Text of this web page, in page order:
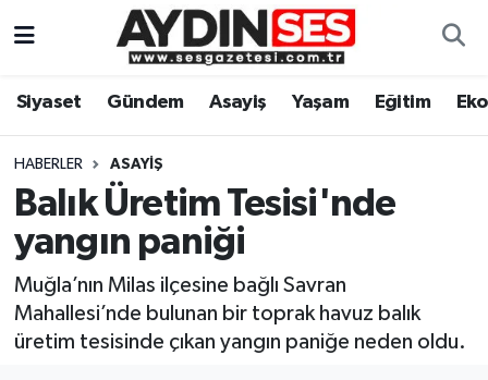
Siyaset Gündem Asayiş Yaşam Eğitim
HABERLER ASAYIŞ
Balık Üretim Tesisi'nde
yangın paniği
Muğla’nın Milas ilçesine bağlı Savran
Mahallesi’nde bulunan bir toprak havuz balık
üretim tesisinde çıkan yangın paniğe neden oldu.
Gündem
Siyaset
Ekonomi
Yaşam
Aydın Hava Durumu
Aydin Namaz Vakitleri
Aydın Trafik Yoğunluk Haritası
Süper Lig Puan Durumu ve Fikstür